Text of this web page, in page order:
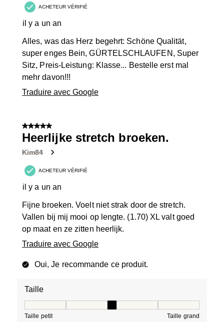
ACHETEUR VÉRIFIÉ
il y a un an
Alles, was das Herz begehrt: Schöne Qualität,
super enges Bein, GÜRTELSCHLAUFEN, Super
Sitz, Preis-Leistung: Klasse... Bestelle erst mal
mehr davon!!!
Traduire avec Google
5 sur 5 étoiles.
Heerlijke stretch broeken.
Kim84
ACHETEUR VÉRIFIÉ
il y a un an
Fijne broeken. Voelt niet strak door de stretch.
Vallen bij mij mooi op lengte. (1.70) XL valt goed
op maat en ze zitten heerlijk.
Traduire avec Google
Oui, Je recommande ce produit.
Taille
Taille petit Taille grand